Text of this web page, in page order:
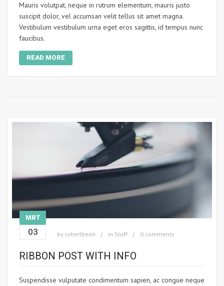
Mauris volutpat, neque in rutrum elementum, mauris justo
suscipit dolor, vel accumsan velit tellus sit amet magna.
Vestibulum vestibulum urna eget eros sagittis, id tempus nunc
faucibus.
READ MORE
MRT
03 by robertbeen in Stuff 0 comments
RIBBON POST WITH INFO
Suspendisse vulputate condimentum sapien, ac congue neque